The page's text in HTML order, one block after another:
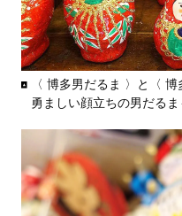
〈 博多男だるま 〉と〈
勇ましい顔立ちの男だる